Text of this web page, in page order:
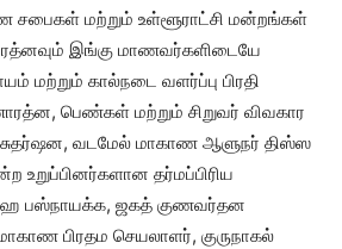
சபைகள் மற்றும் உள்ளூராட்சி மன்றங்கள்
இங்கு மாணவர்களிடையே
மற்றும் கால்நடை வளர்ப்பு பிரதி
பெண்கள் மற்றும் சிறுவர் விவகார
சுதர்ஷன, வடமேல் மாகாண ஆளுநர் திஸ்ஸ
உறுப்பினர்களான தர்மப்பிரிய
பஸ்நாயக்க, ஜகத் குணவர்தன
பிரதம செயலாளர், குருநாகல்